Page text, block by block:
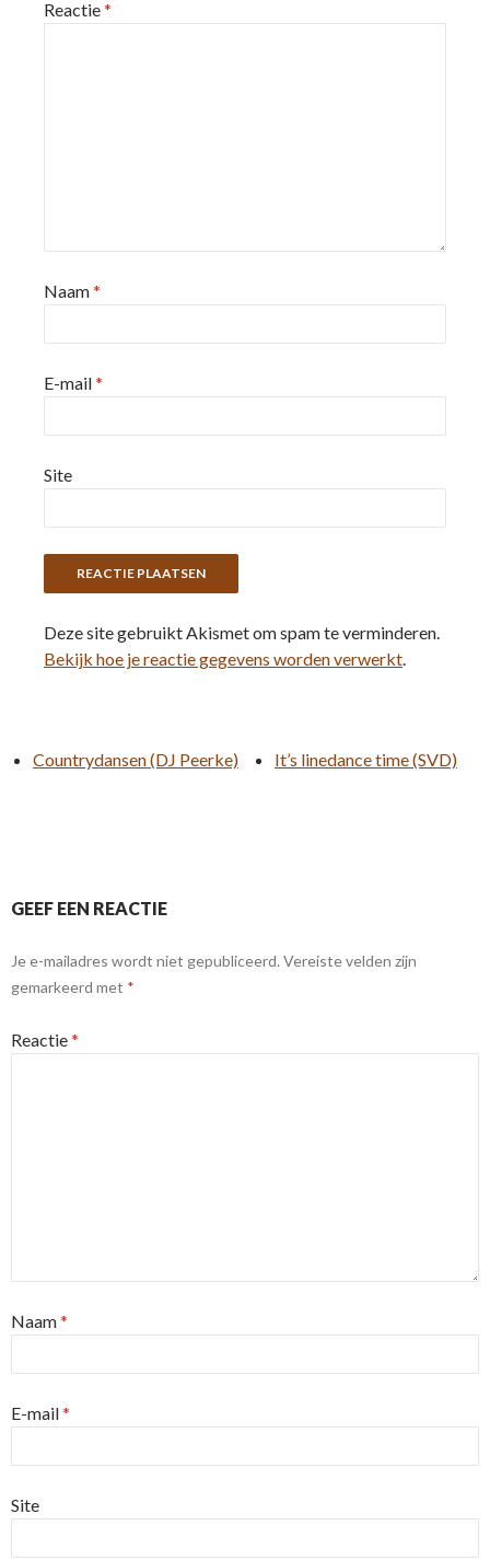
Reactie*
Naam*
E-mail*
Site
Deze site gebruikt Akismet om spam te verminderen.
Bekijk hoe je reactie gegevens worden verwerkt.
Countrydansen (DJ Peerke) It’s linedance time (SVD)
GEEF EEN REACTIE
Je e-mailadres wordt niet gepubliceerd. Vereiste velden zijn
gemarkeerd met *
Reactie*
Naam*
E-mail*
Site